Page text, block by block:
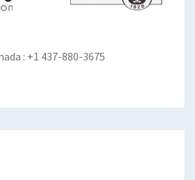
: +1 437-880-3675